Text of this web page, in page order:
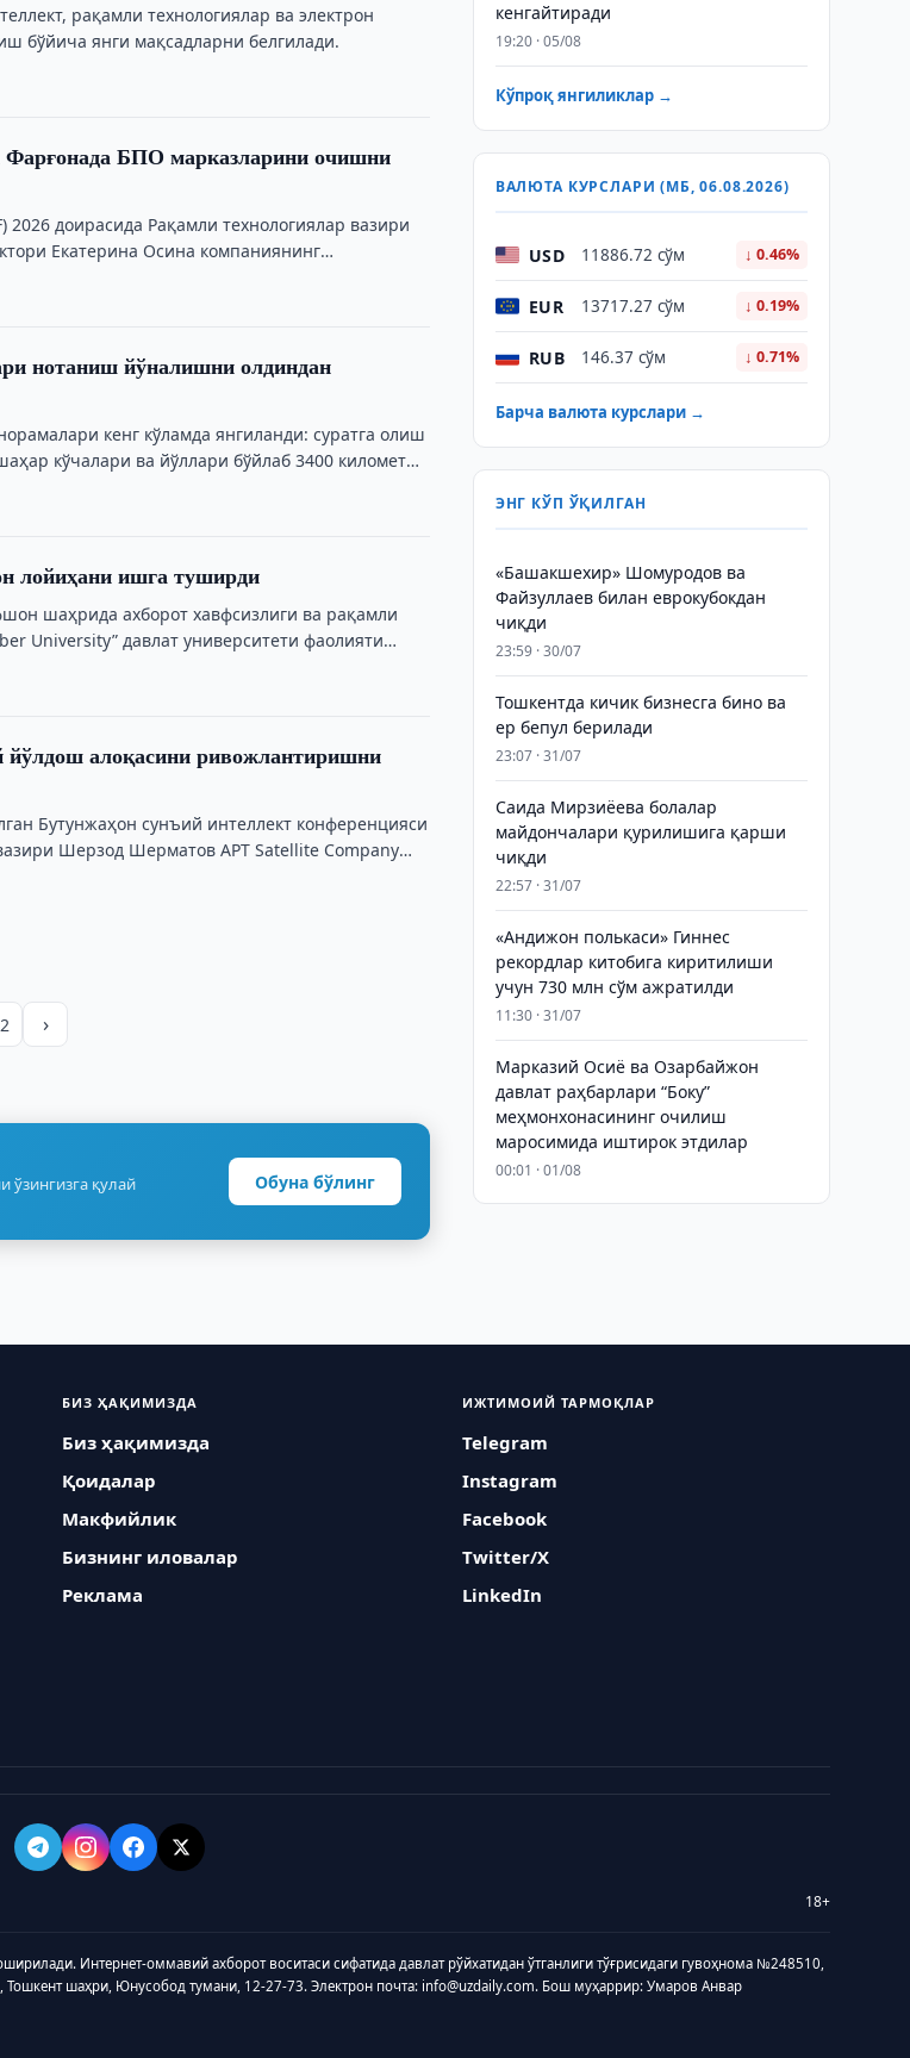
рақамли технологиялар ва электрон
бўйича янги мақсадларни белгилади.
БПО марказларини очишни
2026 доирасида Рақамли технологиялар вазири
Екатерина Осина компаниянинг
нотаниш йўналишни олдиндан
кенг кўламда янгиланди: суратга олиш
кўчалари ва йўллари бўйлаб 3400 километр
лойиҳани ишга туширди
шаҳрида ахборот хавфсизлиги ва рақамли
University” давлат университети фаолияти
йўлдош алоқасини ривожлантиришни
Бутунжаҳон сунъий интеллект конференцияси
Шерзод Шерматов APT Satellite Company
›
ўзингизга қулай
Обуна бўлинг
кенгайтиради
19:20 · 05/08
Кўпроқ янгиликлар →
ВАЛЮТА КУРСЛАРИ (МБ, 06.08.2026)
USD 11886.72 сўм ↓ 0.46%
EUR 13717.27 сўм ↓ 0.19%
RUB 146.37 сўм ↓ 0.71%
Барча валюта курслари →
ЭНГ КЎП ЎҚИЛГАН
«Башакшехир» Шомуродов ва
Файзуллаев билан еврокубокдан
чиқди
23:59 · 30/07
Тошкентда кичик бизнесга бино ва
ер бепул берилади
23:07 · 31/07
Саида Мирзиёева болалар
майдончалари қурилишига қарши
чиқди
22:57 · 31/07
«Андижон полькаси» Гиннес
рекордлар китобига киритилиши
учун 730 млн сўм ажратилди
11:30 · 31/07
Марказий Осиё ва Озарбайжон
давлат раҳбарлари “Боку”
меҳмонхонасининг очилиш
маросимида иштирок этдилар
00:01 · 01/08
БИЗ ҲАҚИМИЗДА
Биз ҳақимизда
Қоидалар
Макфийлик
Бизнинг иловалар
Реклама
ИЖТИМОИЙ ТАРМОҚЛАР
Telegram
Instagram
Facebook
Twitter/X
LinkedIn
18+
Интернет-оммавий ахборот воситаси сифатида давлат рўйхатидан ўтганлиги тўғрисидаги гувоҳнома №248510,
шаҳри, Юнусобод тумани, 12-27-73. Электрон почта: info@uzdaily.com. Бош муҳаррир: Умаров Анвар